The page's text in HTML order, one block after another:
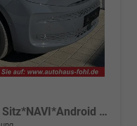
Business 2.0 TDI, DSG AHK*7 Sitz*NAVI*Android Auto*SHZ*Matrix*17"*Kamera*3Z Klimaauto*